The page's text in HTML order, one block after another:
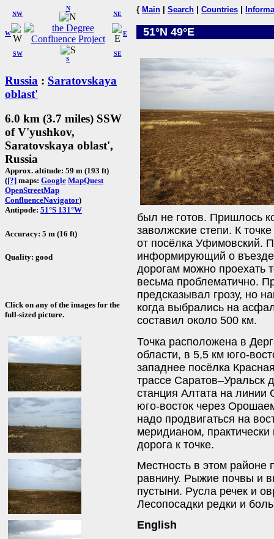
W
NW
N
NE
SW
S
SE
E
Russia : Saratovskaya
oblast'
6.0 km (3.7 miles) SSW
of V'yushkov,
Saratovskaya oblast',
Russia
Approx. altitude: 59 m (193 ft)
([?] maps: Google MapQuest
OpenStreetMap
ConfluenceNavigator)
Antipode: 51°S 131°W
Accuracy: 5 m (16 ft)
Quality: good
Click on any of the images for the
full-sized picture.
{ Main Search Countries
51°N 49°E
был не готов. Пришлось
заволжские степи. К
от посёлка Уфимовский.
информирующий о
дорогам можно проехать
весьма проблематично.
предсказывал грозу, но
когда выбрались на
составил около 500 км.
Точка расположена в
области, в 5,5 км юго-
западнее посёлка
трассе Саратов–Уральск
станция Алтата на
юго-восток через
надо продвигаться на
меридианом,
дорога к точке.
Местность в этом районе
равнину. Рыжие почвы и
пустыни. Русла речек и
Лесопосадки редки и
English